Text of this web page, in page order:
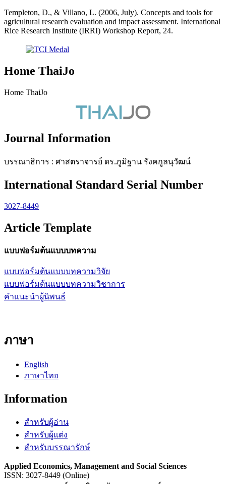
Templeton, D., & Villano, L. (2006, July). Concepts and tools for
agricultural research evaluation and impact assessment. International
Rice Research Institute (IRRI) Workshop Report, 24.
Home ThaiJo
Home ThaiJo
Journal Information
บรรณาธิการ : ศาสตราจารย์ ดร.ภูมิฐาน รังคกูลนุวัฒน์
International Standard Serial Number
3027-8449
Article Template
แบบฟอร์มต้นแบบบทความ
แบบฟอร์มต้นแบบบทความวิจัย
แบบฟอร์มต้นแบบบทความวิชาการ
คำแนะนำผู้นิพนธ์
ภาษา
English
ภาษาไทย
Information
สำหรับผู้อ่าน
สำหรับผู้แต่ง
สำหรับบรรณารักษ์
Applied Economics, Management and Social Sciences
ISSN: 3027-8449 (Online)